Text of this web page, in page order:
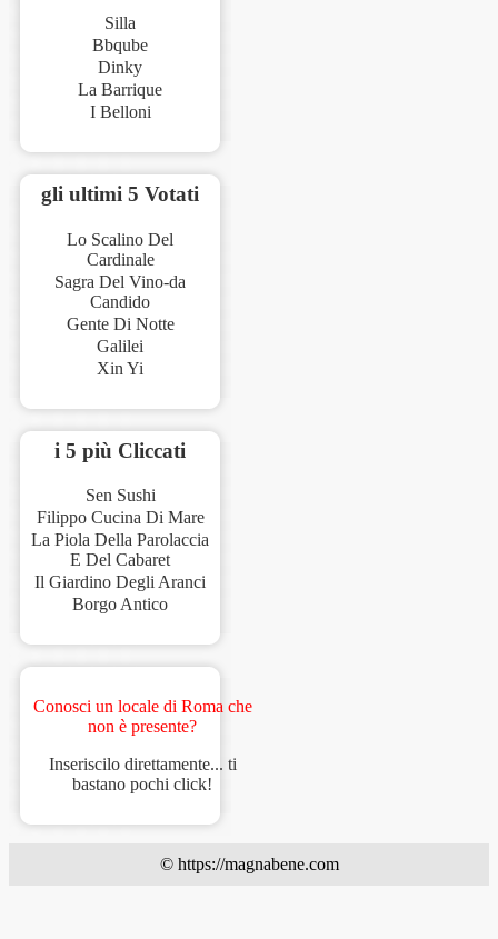
Silla
Bbqube
Dinky
La Barrique
I Belloni
gli ultimi 5 Votati
Lo Scalino Del
Cardinale
Sagra Del Vino-da
Candido
Gente Di Notte
Galilei
Xin Yi
i 5 più Cliccati
Sen Sushi
Filippo Cucina Di Mare
La Piola Della Parolaccia
E Del Cabaret
Il Giardino Degli Aranci
Borgo Antico
Conosci un locale di Roma che
non è presente?
Inseriscilo direttamente... ti
bastano pochi click!
© https://magnabene.com